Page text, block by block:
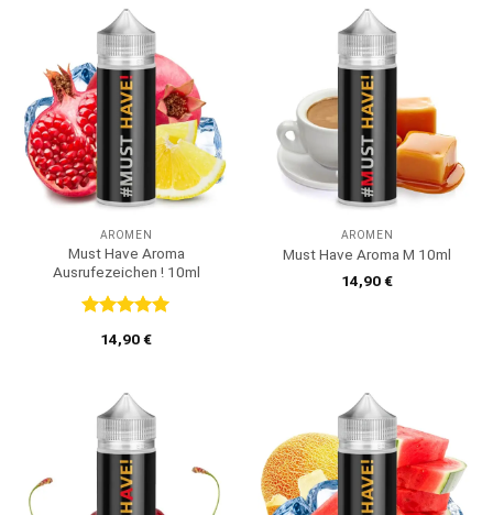
AROMEN
Must Have Aroma
Ausrufezeichen ! 10ml
mit5von
14,90€
AROMEN
Must Have Aroma M 10ml
14,90€